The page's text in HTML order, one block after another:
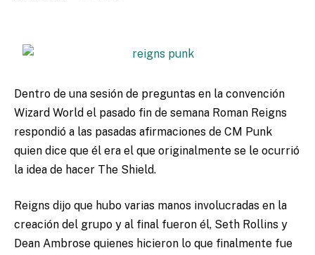
Dentro de una sesión de preguntas en la convención
Wizard World el pasado fin de semana Roman Reigns
respondió a las pasadas afirmaciones de CM Punk
quien dice que él era el que originalmente se le ocurrió
la idea de hacer The Shield.
Reigns dijo que hubo varias manos involucradas en la
creación del grupo y al final fueron él, Seth Rollins y
Dean Ambrose quienes hicieron lo que finalmente fue